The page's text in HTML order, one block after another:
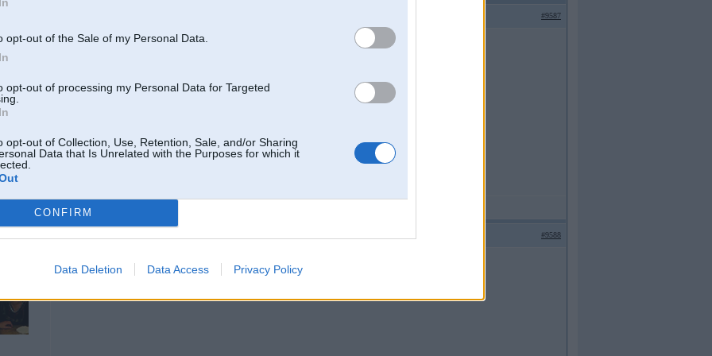
opt-out of the Sale of my Personal Data.
opt-out of processing my Personal Data for Targeted
opt-out of Collection, Use, Retention, Sale, and/or Sharing
Data that Is Unrelated with the Purposes for which it
CONFIRM
Data Deletion Data Access Privacy Policy
#9587
gribētu redzēt kā sprāgst kaut kāda 500mah baterija šie pensionāru stāsti neinteresē
#9588
Jaizmet iphone laukā pa logu, un jāslēdz powers laukā. Pārāk daudz informācija. Paldies